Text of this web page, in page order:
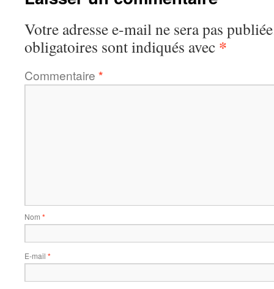
Votre adresse e-mail ne sera pas
obligatoires sont indiqués avec *
Commentaire *
Nom *
E-mail *